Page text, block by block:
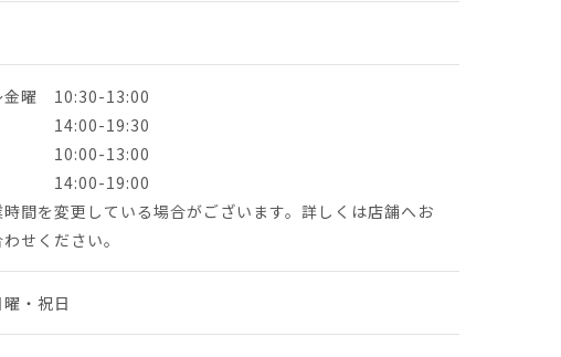
金曜 10:30-13:00
19:30
10:00-13:00
19:00
間を変更している場合がございます。詳しくは店舗へお
せください。
・祝日